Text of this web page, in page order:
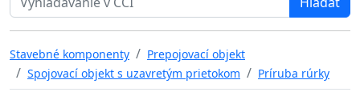
Stavebné komponenty
Prepojovací objekt
Spojovací objekt s uzavretým prietokom
Príruba rúrky